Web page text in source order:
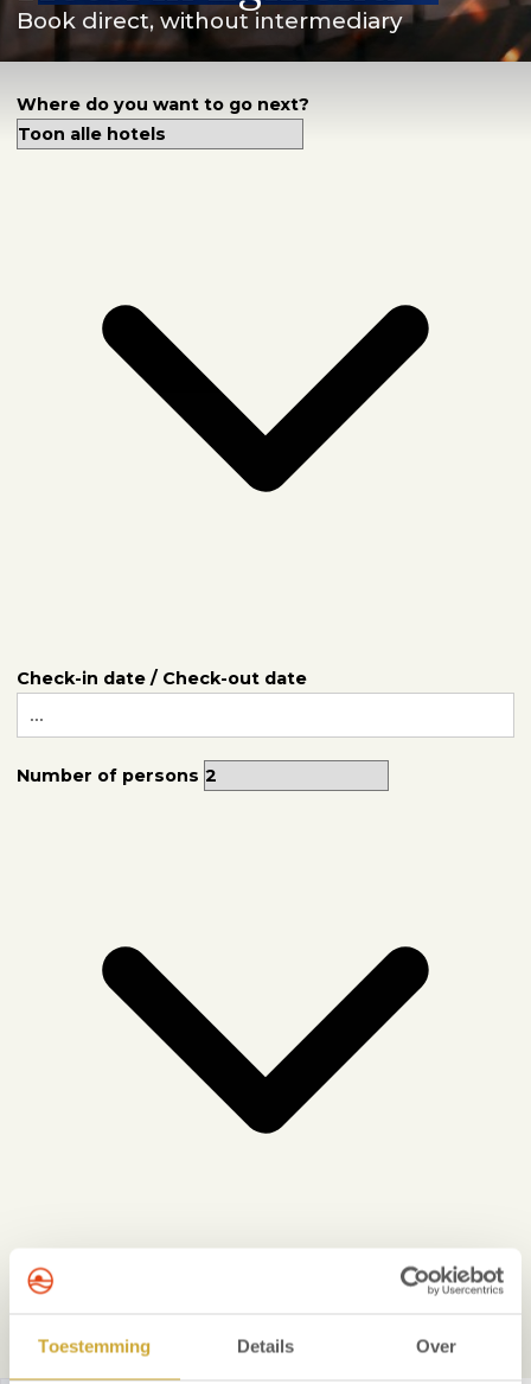
Toestemming Details Over
Contact
Book direct, without intermediary
Where do you want to go next?
Check-in date / Check-out date
Number of persons